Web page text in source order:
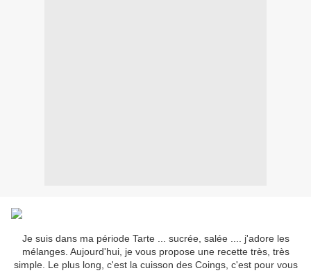
Je suis dans ma période Tarte ... sucrée, salée .... j'adore les
mélanges. Aujourd'hui, je vous propose une recette très, très
simple. Le plus long, c'est la cuisson des Coings, c'est pour vous